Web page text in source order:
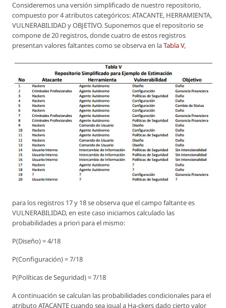
Consideremos una versión simplificado de nuestro repositorio,
compuesto por 4 atributos categóricos: ATACANTE, HERRAMIENTA,
VULNERABILIDAD y OBJETIVO. Suponemos que el repositorio se
compone de 20 registros, donde cuatro de estos registros
presentan valores faltantes como se observa en laTabla V,
para los registros 17 y 18 se observa que el campo faltante es
VULNERABILIDAD, en este caso iniciamos calculado las
probabilidades a priori para el mismo:
P(Diseño) = 4/18
P(Configuración) = 7/18
P(Políticas de Seguridad) = 7/18
A continuación se calculan las probabilidades condicionales para el
atributo ATACANTE cuando sea igual a Ha-ckers dado cierto valor